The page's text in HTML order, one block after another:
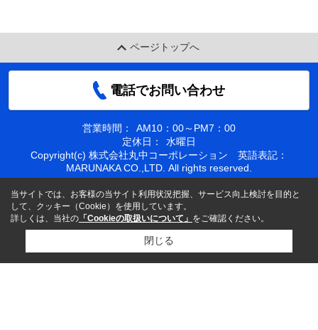
ページトップへ
電話でお問い合わせ
営業時間：
AM10：00～PM7：00
定休日：
水曜日
Copyright(c) 株式会社丸中コーポレーション 英語表記：
MARUNAKA CO.,LTD. All rights reserved.
当サイトでは、お客様の当サイト利用状況把握、サービス向上検討を目的と
して、クッキー（Cookie）を使用しています。
詳しくは、当社の 「Cookieの取扱いについて」 をご確認ください。
閉じる